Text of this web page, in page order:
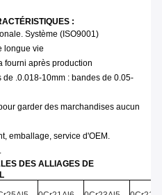
:
Système (ISO9001)
longue vie
fourni après production
.0.018-10mm : bandes de 0.05-
garder des marchandises aucun
emballage, service d'OEM.
DES ALLIAGES DE